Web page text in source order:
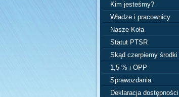
Kim jesteśmy?
Władze i pracownicy
Nasze Koła
Statut PTSR
Skąd czerpiemy środki
1,5 % i OPP
Sprawozdania
Deklaracja dostępności